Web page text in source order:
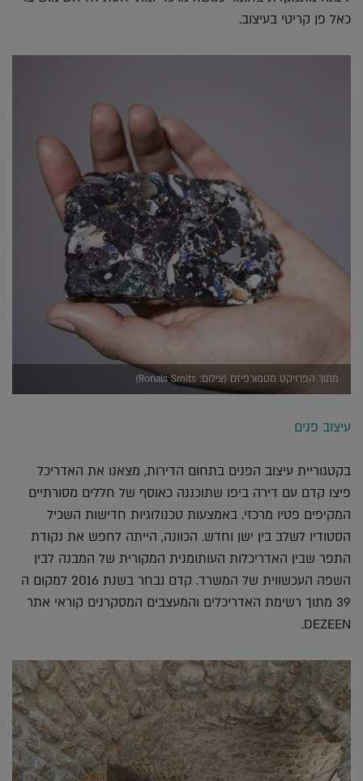
כאל פן קריטי בעיצוב.
מתוך הפרויקט מטמורפיזם (צילום: Ronals Smits)
עיצוב פנים
בקטגוריית עיצוב הפנים בתחום הדירות, מצאנו את האדריכל
פיצו קדם עם דירה ביפו שתוכננה כאוסף של חללים מסורתיים
המקיפים פטיו מרכזי. באמצעות טכנולוגיות חדישות השכיל
הסטודיו לשלב בין ישן וחדש. הכוונה, הייתה לחפש את נקודת
התפר שבין האדריכלות העותומנית המקורית של המבנה לבין
השפה העכשווית של המשרד. קדם נבחר בשנת 2016 למקום ה
39 מתוך רשימת האדריכלים והמעצבים המסקרנים קוראי אתר
DEZEEN.